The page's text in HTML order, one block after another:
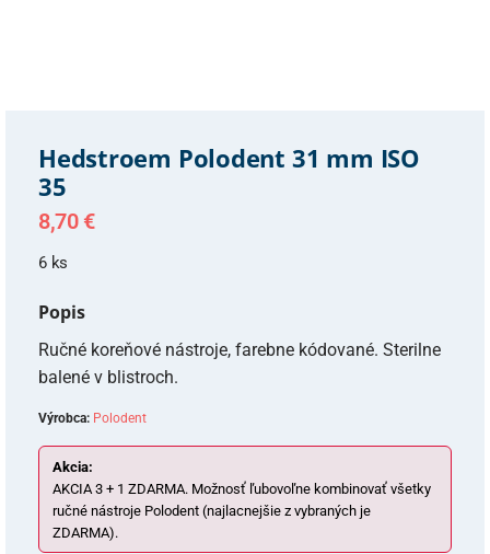
Hedstroem Polodent 31 mm ISO
35
8,70 €
6 ks
Popis
Ručné koreňové nástroje, farebne kódované. Sterilne
balené v blistroch.
Výrobca: Polodent
Akcia:
AKCIA 3 + 1 ZDARMA. Možnosť ľubovoľne kombinovať všetky
ručné nástroje Polodent (najlacnejšie z vybraných je
ZDARMA).